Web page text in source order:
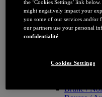
JE DÉCOUVRE
Par couleur
Brune /
the ‘Cookies Settings’ link
might negatively impact your
you some of our services and/or
our partners use your personal
confidentialité
Cookies Settings